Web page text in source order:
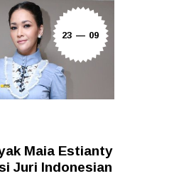
23 — 09
Maia Estianty
Juri Indonesian